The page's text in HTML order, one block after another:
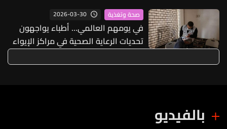
صحة وتغذية 2026-03-30
في يومهم العالمي... أطباء يواجهون
تحديات الرعاية الصحية في مراكز الإيواء
اللبنانية
بالفيديو